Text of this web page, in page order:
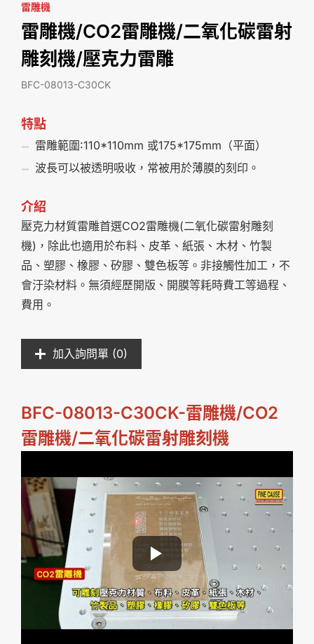
雷雕機
雷雕機/CO2雷雕機/二氧化碳雷射
雕刻機/壓克力雷雕
BFC-08013-C30CK
特點
雷雕範圍:110*110mm 或175*175mm（平面）
波長可以被透明吸收，常被用於薄膜的刻印。
介紹
壓克力材質雷雕首選CO2雷雕機(二氧化碳雷射雕刻
機)，除此也適用於布料、皮革、紙張、木材、竹製
品、塑膠、橡膠、矽膠、雙色板等。非接觸性加工，不
會汙染材料。無須經歷開版、開膜等耗時費工等過程、
費用。
加入詢問單 (0)
BFC-08013-C30CK-雷雕機/CO2
雷雕機/二氧化碳雷射雕刻機